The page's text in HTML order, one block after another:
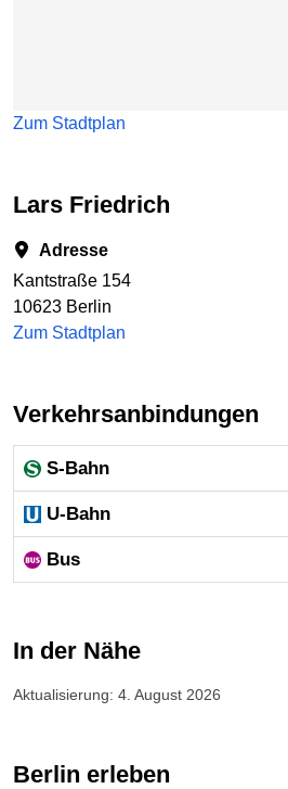
Zum Stadtplan
Lars Friedrich
Adresse
Kantstraße 154
10623 Berlin
Zum Stadtplan
Verkehrsanbindungen
S-Bahn
U-Bahn
Bus
In der Nähe
Aktualisierung: 4. August 2026
Berlin erleben